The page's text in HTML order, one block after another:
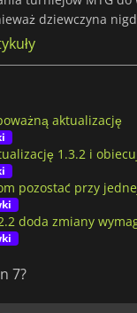
dziewczyna
aktualizację
1.3.2 i
pozostać przy
doda zmiany
7?